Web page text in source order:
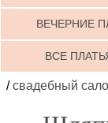
ВЕЧЕРНИЕ
ВСЕ
/свадебный